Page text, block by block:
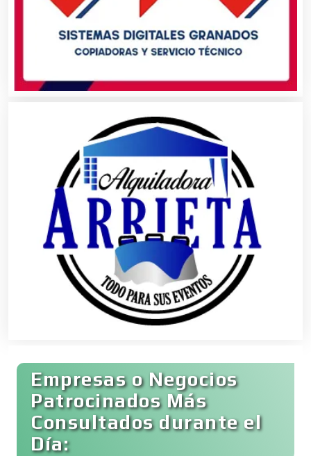
Centros de Nutrición
Cerrajerías
Cibercafés
Clínicas de Belleza
Clínicas de Rehabilitación
Clubes Deportivos
Cocinas Integrales
Empresas o Negocios
Patrocinados Más
Consultados durante el
Día: